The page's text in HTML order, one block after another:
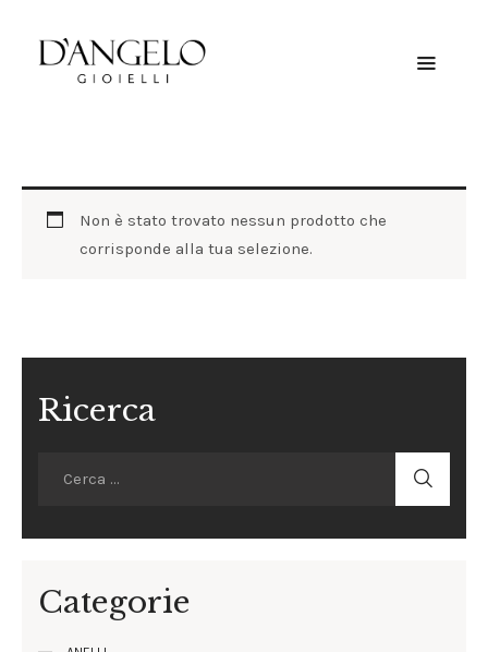
CHI SIAMO
SERVIZI
Non è stato trovato nessun prodotto che
corrisponde alla tua selezione.
Ricerca
Categorie